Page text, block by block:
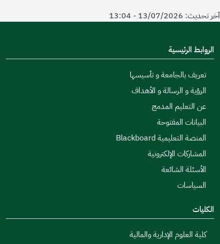
آخر تحديث: 13/07/2026 - 13:04
الروابط الرئيسية
تعريف بالجامعة و تأسيسها
الرؤية و الرسالة و الأهداف
عن التعليم المدمج
البيانات المفتوحة
المنصة التعليمية Blackboard
المشاركات الإلكترونية
الأسئلة الشائعة
السياسات
الكليات
كلية العلوم الإدارية والمالية